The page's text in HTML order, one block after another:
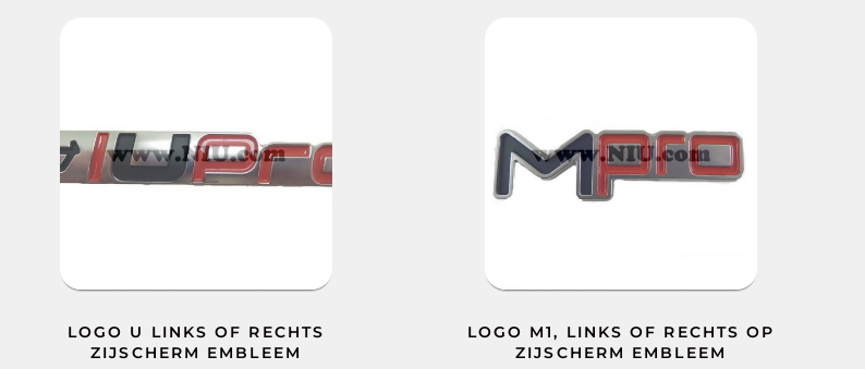
LOGO U LINKS OF RECHTS
ZIJSCHERM EMBLEEM
LOGO M1, LINKS OF RECHTS OP
ZIJSCHERM EMBLEEM